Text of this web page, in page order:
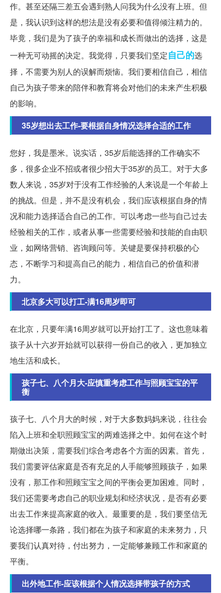
作。甚至还隔三差五会遇到熟人问我为什么没有上班。但
是，我认识到这样的想法是没有必要和值得倾注精力的。
毕竟，我们是为了孩子的幸福和成长而做出的选择，这是
一种无可动摇的决定。我觉得，只要我们坚定自己的选
择，不需要为别人的误解而烦恼。我们要相信自己，相信
自己为孩子带来的陪伴和教育将会对他们的未来产生积极
的影响。
35岁想出去工作-要根据自身情况选择合适的工作
您好，我是墨米。说实话，35岁后能选择的工作确实不
多，很多企业不招或者很少招大于35岁的员工。对于大多
数人来说，35岁对于没有工作经验的人来说是一个年龄上
的挑战。但是，并不是没有机会，我们应该根据自身的情
况和能力选择适合自己的工作。可以考虑一些与自己过去
经验相关的工作，或者从事一些需要经验和技能的自由职
业，如网络营销、咨询顾问等。关键是要保持积极的心
态，不断学习和提高自己的能力，相信自己的价值和潜
力。
北京多大可以打工-满16周岁即可
在北京，只要年满16周岁就可以开始打工了。这也意味着
孩子从十六岁开始就可以获得一份自己的收入，更加独立
地生活和成长。
孩子七、八个月大-应慎重考虑工作与照顾宝宝的平
衡
孩子七、八个月大的时候，对于大多数妈妈来说，往往会
陷入上班和全职照顾宝宝的两难选择之中。如何在这个时
期做出决策，需要我们综合考虑各个方面的因素。首先，
我们需要评估家庭是否有充足的人手能够照顾孩子，如果
没有，那工作和照顾宝宝之间的平衡会更加困难。同时，
我们还需要考虑自己的职业规划和经济状况，是否有必要
出去工作来提高家庭的收入。最重要的是，我们要坚信无
论选择哪一条路，我们都在为孩子和家庭的未来努力，只
要我们认真对待，付出努力，一定能够兼顾工作和家庭的
平衡。
出外地工作-应该根据个人情况选择带孩子的方式